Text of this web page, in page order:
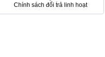
Chính sách đổi trả linh hoạt